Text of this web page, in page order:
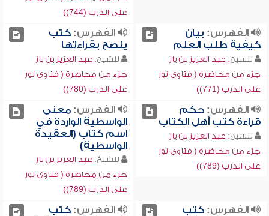
على الدرب (744))
الفهرس: بيان
كيفية طلب العلم
للشيخ: عبد العزيز بن باز
جزء من محاضرة ( فتاوى نور
على الدرب (771))
الفهرس:كتب
ينصح بقراءتها
للشيخ: عبد العزيز بن باز
جزء من محاضرة ( فتاوى نور
على الدرب (780))
الفهرس:حكم
قراءة كتب أهل الكتاب
للشيخ: عبد العزيز بن باز
جزء من محاضرة ( فتاوى نور
على الدرب (789))
الفهرس:معنى
الواسطية الواردة في
اسم كتاب (العقيدة
الواسطية)
للشيخ: عبد العزيز بن باز
جزء من محاضرة ( فتاوى نور
على الدرب (789))
الفهرس:كتب
الفهرس:كتب